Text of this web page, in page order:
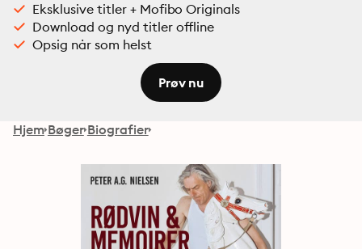
Eksklusive titler + Mofibo Originals
Download og nyd titler offline
Opsig når som helst
Prøv nu
Hjem Bøger Biografier